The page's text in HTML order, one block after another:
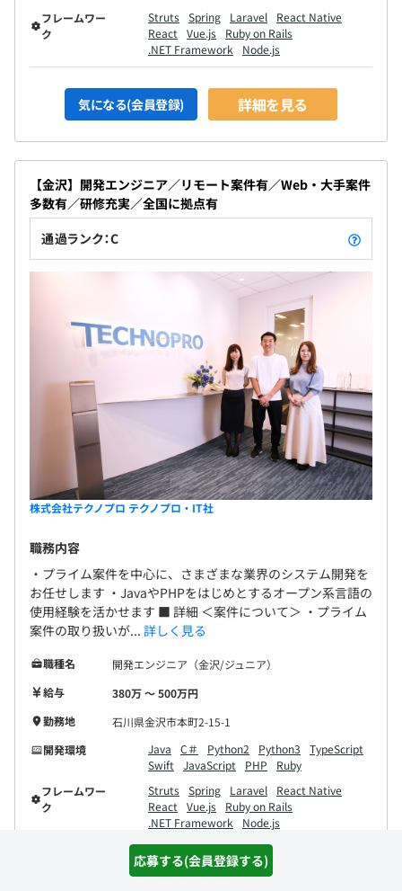
応募する(会員登録する)
フレームワー
ク
Struts Spring Laravel
React Native
React
Vue.js
Ruby on Rails
.NET Framework
Node.js
気になる(会員登録) 詳細を見る
【金沢】開発エンジニア／リモート案件有／Web・大手案件
多数有／研修充実／全国に拠点有
通過ランク：C
株式会社テクノプロ テクノプロ・IT社
職務内容
・プライム案件を中心に、さまざまな業界のシステム開発を
お任せします ・JavaやPHPをはじめとするオープン系言語の
使用経験を活かせます ■ 詳細 ＜案件について＞ ・プライム
案件の取り扱いが... 詳しく見る
職種名
開発エンジニア（金沢/ジュニア）
給与
380万 〜 500万円
勤務地
石川県金沢市本町2-15-1
開発環境
Java C＃ Python2 Python3
TypeScript
Swift
JavaScript PHP
Ruby
フレームワー
ク
Struts Spring Laravel
React Native
React
Vue.js
Ruby on Rails
.NET Framework
Node.js
気になる(会員登録) 詳細を見る